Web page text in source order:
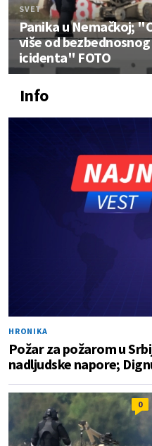
SVET
Panika u Nemačkoj;
više od bezbednosnog
icidenta" FOTO
Info
HRONIKA
Požar za požarom u
nadljudske napore;
0